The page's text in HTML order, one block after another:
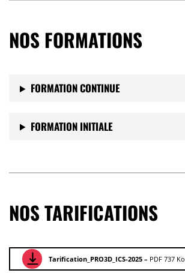
NOS FORMATIONS
FORMATION CONTINUE
FORMATION INITIALE
NOS TARIFICATIONS
Tarification_PRO3D_ICS-2025 – PDF 737 Ko